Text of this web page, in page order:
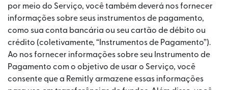
por meio do Serviço, você também deverá nos fornecer
informações sobre seus instrumentos de pagamento,
como sua conta bancária ou seu cartão de débito ou
crédito (coletivamente, “Instrumentos de Pagamento”).
Ao nos fornecer informações sobre seu Instrumento de
Pagamento com o objetivo de usar o Serviço, você
consente que a Remitly armazene essas informações